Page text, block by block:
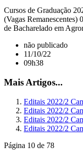
Cursos de Graduação
(Vagas
de Bacharelado em
não publicado
11/10/22
09h38
Mais Artigos...
Editais 2022/2
Editais 2022/2
Editais 2022/2
Editais 2022/2
Página 10 de 78